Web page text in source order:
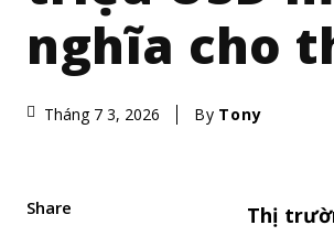
nghĩa cho
Tháng 7 3, 2026 By Tony
Share
Thị